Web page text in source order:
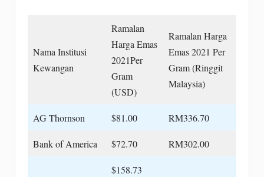
Nama Institusi
Kewangan
Ramalan
Harga Emas
2021Per
Gram
(USD)
Ramalan Harga
Emas 2021 Per
Gram (Ringgit
Malaysia)
AG Thornson $81.00 RM336.70
Bank of America $72.70 RM302.00
$158.73